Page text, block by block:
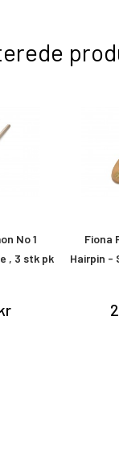
No 1
, 3 stk pk
Fiona
Hairpin -